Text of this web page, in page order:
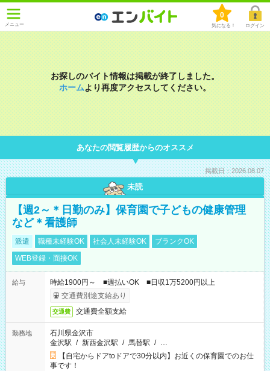
メニュー
0
気になる！ ログイン
お探しのバイト情報は掲載が終了しました。
ホームより再度アクセスしてください。
あなたの閲覧履歴からのオススメ
掲載日：2026.08.07
未読
【週2～＊日勤のみ】保育園で子どもの健康管理
など＊看護師
派遣 職種未経験OK 社会人未経験OK
ブランクOK
WEB登録・面接OK
給与
時給1900円～ ■週払いOK ■日収1万5200円以上
交通費別途支給あり
交通費 交通費全額支給
勤務地
石川県金沢市
金沢駅 / 新西金沢駅 / 馬替駅 / …
【自宅からドアtoドアで30分以内】お近くの保育園でのお仕
事です！